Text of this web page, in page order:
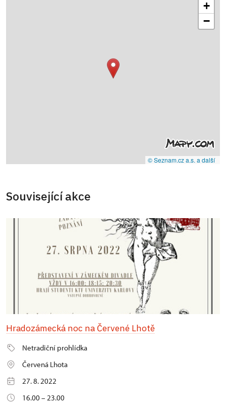
+
−
© Seznam.cz a.s. a další
Související akce
Hradozámecká noc na Červené Lhotě
Netradiční prohlídka
Červená Lhota
27. 8. 2022
16.00 – 23.00